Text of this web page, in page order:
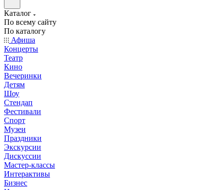
Каталог
По всему сайту
По каталогу
Афиша
Концерты
Театр
Кино
Вечеринки
Детям
Шоу
Стендап
Фестивали
Спорт
Музеи
Праздники
Экскурсии
Дискуссии
Мастер-классы
Интерактивы
Бизнес